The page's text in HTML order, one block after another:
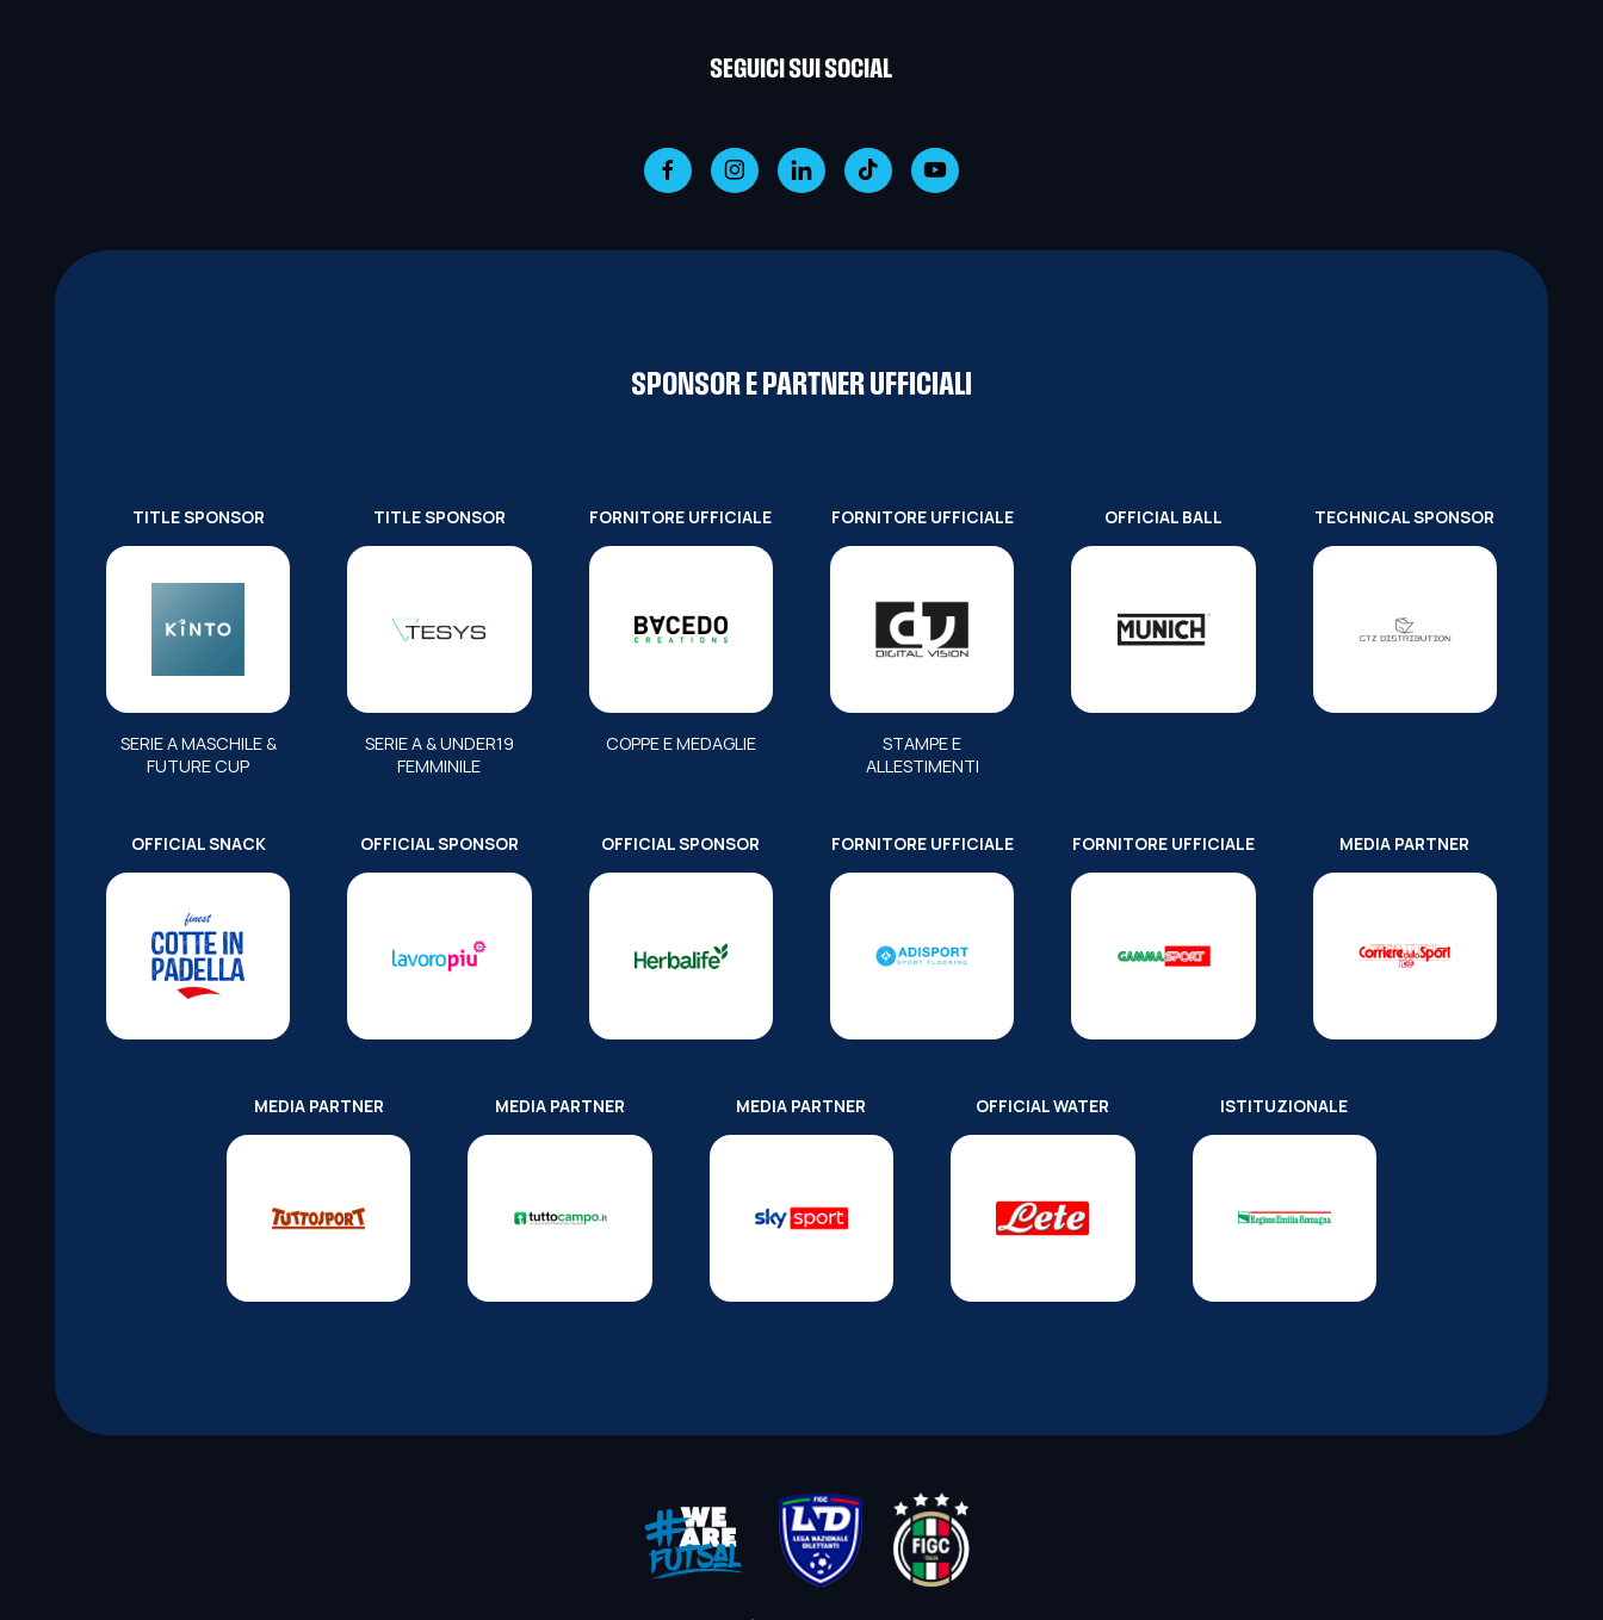
SEGUICI SUI SOCIAL
SPONSOR E PARTNER UFFICIALI
TITLE SPONSOR
SERIE A MASCHILE &
FUTURE CUP
TITLE SPONSOR
SERIE A & UNDER19
FEMMINILE
FORNITORE UFFICIALE
COPPE E MEDAGLIE
FORNITORE UFFICIALE
STAMPE E
ALLESTIMENTI
OFFICIAL BALL TECHNICAL SPONSOR
OFFICIAL SNACK OFFICIAL SPONSOR OFFICIAL SPONSOR FORNITORE UFFICIALE FORNITORE UFFICIALE MEDIA PARTNER
MEDIA PARTNER MEDIA PARTNER MEDIA PARTNER OFFICIAL WATER ISTITUZIONALE